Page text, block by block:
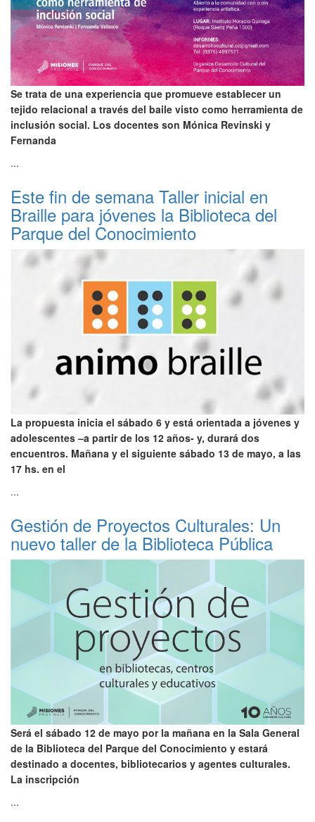
Se trata de una experiencia que promueve establecer un
tejido relacional a través del baile visto como herramienta de
inclusión social. Los docentes son Mónica Revinski y
Fernanda
...
Este fin de semana Taller inicial en
Braille para jóvenes la Biblioteca del
Parque del Conocimiento
La propuesta inicia el sábado 6 y está orientada a jóvenes y
adolescentes –a partir de los 12 años- y, durará dos
encuentros. Mañana y el siguiente sábado 13 de mayo, a las
17 hs. en el
...
Gestión de Proyectos Culturales: Un
nuevo taller de la Biblioteca Pública
Será el sábado 12 de mayo por la mañana en la Sala General
de la Biblioteca del Parque del Conocimiento y estará
destinado a docentes, bibliotecarios y agentes culturales.
La inscripción
...